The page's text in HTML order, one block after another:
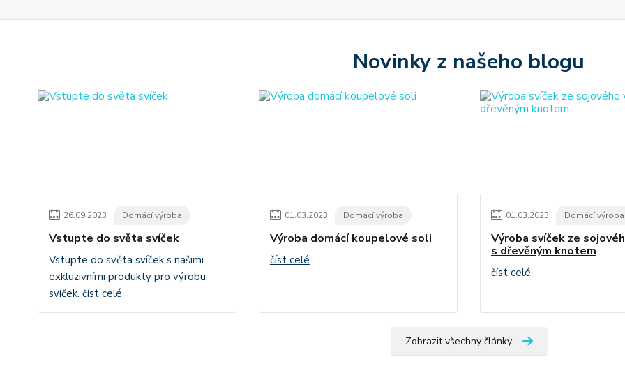
Novinky z našeho blogu
26.09.2023 Domácí výroba
Vstupte do světa svíček
Vstupte do světa svíček s našimi
exkluzivními produkty pro výrobu
svíček. číst celé
01.03.2023 Domácí výroba
Výroba domácí koupelové soli
číst celé
01.03.2023 Domácí výroba
Výroba svíček ze
s dřevěným knotem
číst celé
Zobrazit všechny články